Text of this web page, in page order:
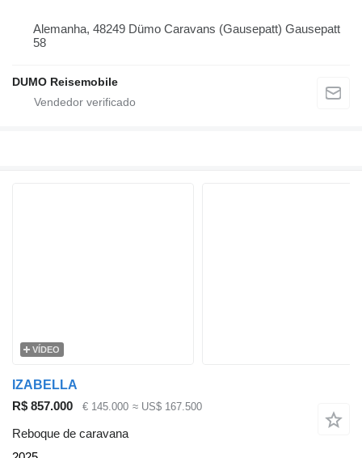
Alemanha, 48249 Dümo Caravans (Gausepatt) Gausepatt
58
DUMO Reisemobile
VÍDEO
IZABELLA
R$ 857.000
€ 145.000 ≈ US$ 167.500
Reboque de caravana